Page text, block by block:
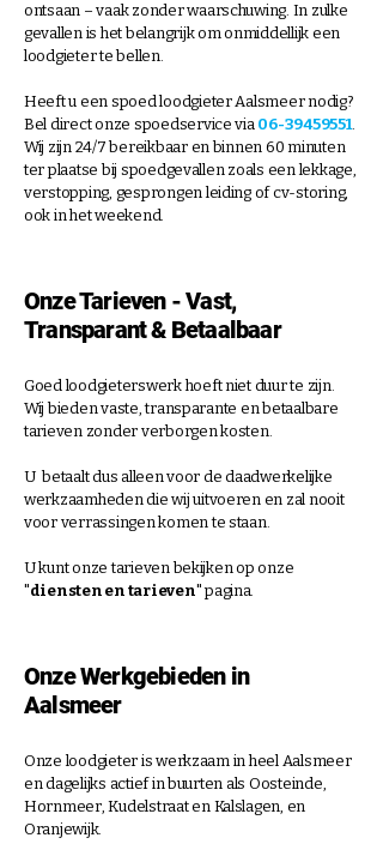
ontsaan – vaak zonder waarschuwing. In zulke
gevallen is het belangrijk om onmiddellijk een
loodgieter te bellen.
Heeft u een spoed loodgieter Aalsmeer nodig?
Bel direct onze spoedservice via 06-39459551.
Wij zijn 24/7 bereikbaar en binnen 60 minuten
ter plaatse bij spoedgevallen zoals een lekkage,
verstopping, gesprongen leiding of cv-storing,
ook in het weekend.
Onze Tarieven - Vast,
Transparant & Betaalbaar
Goed loodgieterswerk hoeft niet duur te zijn.
Wij bieden vaste, transparante en betaalbare
tarieven zonder verborgen kosten.
U betaalt dus alleen voor de daadwerkelijke
werkzaamheden die wij uitvoeren en zal nooit
voor verrassingen komen te staan.
U kunt onze tarieven bekijken op onze
"diensten en tarieven" pagina.
Onze Werkgebieden in
Aalsmeer
Onze loodgieter is werkzaam in heel Aalsmeer
en dagelijks actief in buurten als Oosteinde,
Hornmeer, Kudelstraat en Kalslagen, en
Oranjewijk.